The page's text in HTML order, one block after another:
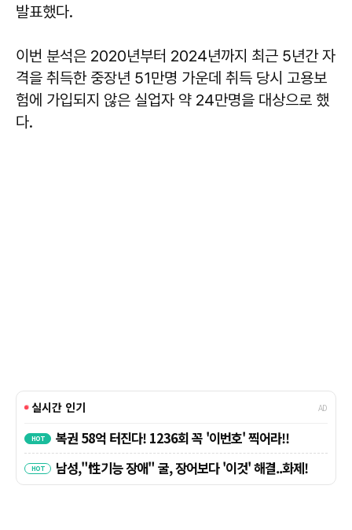
발표했다.
이번 분석은 2020년부터 2024년까지 최근 5년간 자
격을 취득한 중장년 51만명 가운데 취득 당시 고용보
험에 가입되지 않은 실업자 약 24만명을 대상으로 했
다.